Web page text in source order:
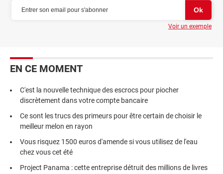
Voir un exemple
EN CE MOMENT
C'est la nouvelle technique des escrocs pour piocher
discrètement dans votre compte bancaire
Ce sont les trucs des primeurs pour être certain de choisir le
meilleur melon en rayon
Vous risquez 1500 euros d'amende si vous utilisez de l'eau
chez vous cet été
Project Panama : cette entreprise détruit des millions de livres